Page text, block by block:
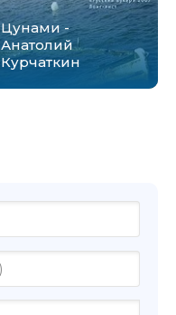
Цунами -
Анатолий
Курчаткин